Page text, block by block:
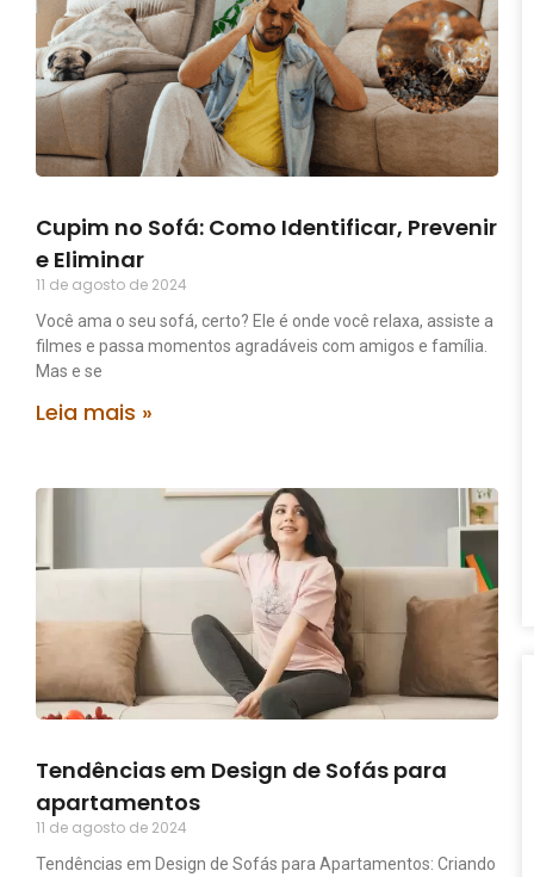
Cupim no Sofá: Como Identificar, Prevenir
e Eliminar
11 de agosto de 2024
Você ama o seu sofá, certo? Ele é onde você relaxa, assiste a
filmes e passa momentos agradáveis com amigos e família.
Mas e se
Leia mais »
Tendências em Design de Sofás para
apartamentos
11 de agosto de 2024
Tendências em Design de Sofás para Apartamentos: Criando